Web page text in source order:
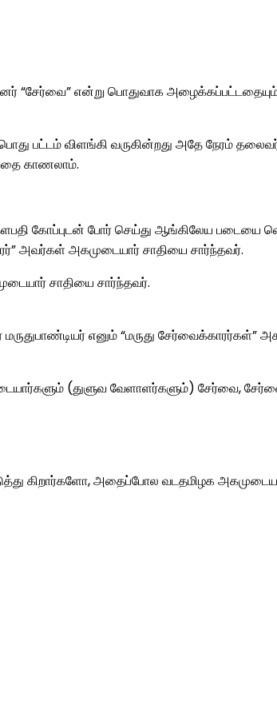
“சேர்வை” என்று பொதுவாக
பட்டம் விளங்கி வருகின்றது அதே நேரம்
காணலாம்.
கோப்புடன் போர் செய்து ஆங்கிலேய படையை
அவர்கள் அகமுடையார் சாதியை சார்ந்தவர்.
சாதியை சார்ந்தவர்.
எனும் “மருது சேர்வைக்காரர்கள்”
(துளுவ வேளாளர்களும்) சேர்வை,
கிறார்களோ, அதைப்போல வடதமிழக